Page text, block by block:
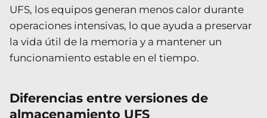
UFS, los equipos generan menos calor durante
operaciones intensivas, lo que ayuda a preservar
la vida útil de la memoria y a mantener un
funcionamiento estable en el tiempo.
Diferencias entre versiones de
almacenamiento UFS